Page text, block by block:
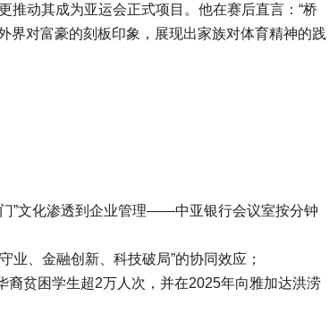
推动其成为亚运会正式项目。他在赛后直言：“桥
界对富豪的刻板印象，展现出家族对体育精神的践
”文化渗透到企业管理——中亚银行会议室按分钟
业、金融创新、科技破局”的协同效应；
裔贫困学生超2万人次，并在2025年向雅加达洪涝